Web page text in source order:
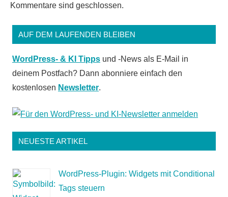
Kommentare sind geschlossen.
AUF DEM LAUFENDEN BLEIBEN
WordPress- & KI Tipps und -News als E-Mail in
deinem Postfach? Dann abonniere einfach den
kostenlosen Newsletter.
NEUESTE ARTIKEL
WordPress-Plugin: Widgets mit Conditional
Tags steuern